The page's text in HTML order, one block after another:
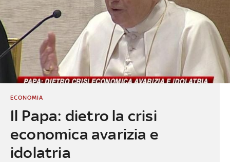
Il Papa: dietro la crisi
economica avarizia e
idolatria
ECONOMIA